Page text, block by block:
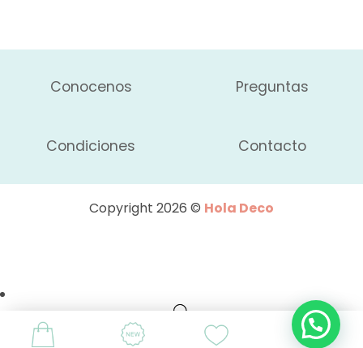
Conocenos Preguntas
Condiciones Contacto
Copyright 2026 © Hola Deco